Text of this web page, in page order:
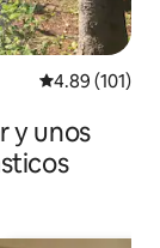
Calificación
4.89 (101)
y unos